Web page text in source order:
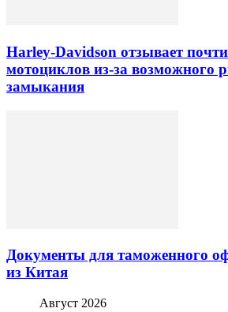
Harley-Davidson отзывает
мотоциклов из-за возможного
замыкания
Документы для таможенного
из Китая
Август 2026